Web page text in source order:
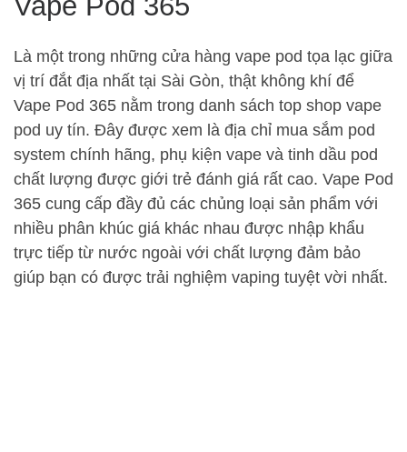
Là một trong những cửa hàng vape pod tọa lạc giữa
vị trí đắt địa nhất tại Sài Gòn, thật không khí để
Vape Pod 365 nằm trong danh sách top shop vape
pod uy tín. Đây được xem là địa chỉ mua sắm pod
system chính hãng, phụ kiện vape và tinh dầu pod
chất lượng được giới trẻ đánh giá rất cao. Vape Pod
365 cung cấp đầy đủ các chủng loại sản phẩm với
nhiều phân khúc giá khác nhau được nhập khẩu
trực tiếp từ nước ngoài với chất lượng đảm bảo
giúp bạn có được trải nghiệm vaping tuyệt vời nhất.